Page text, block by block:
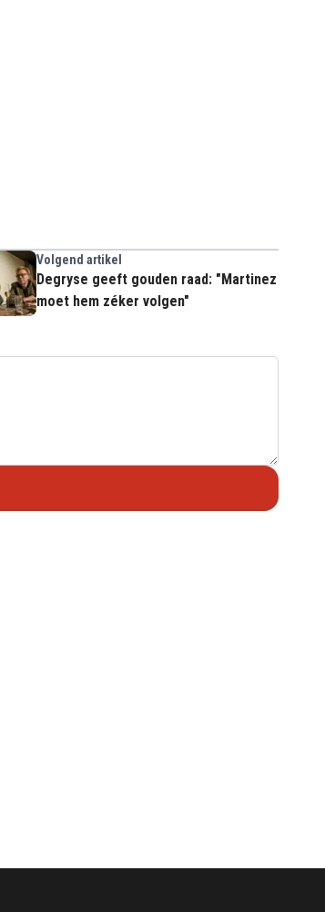
Volgend artikel
Degryse geeft gouden raad: "Martinez
moet hem zéker volgen"